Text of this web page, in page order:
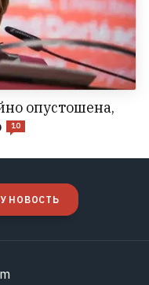
опустошена,
10
НОВОСТЬ